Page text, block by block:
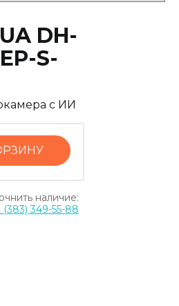
DH-
S-
с ИИ
наличие:
(383) 349-55-88